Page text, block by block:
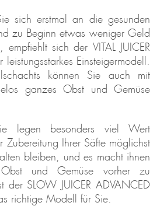
sich erstmal an die gesunden
zu Beginn etwas weniger Geld
empfiehlt sich der VITAL JUICER
Einsteigermodell.
können Sie auch mit
ganzes Obst und Gemüse
legen besonders viel Wert
Ihrer Säfte möglichst
bleiben, und es macht ihnen
und Gemüse vorher zu
der SLOW JUICER ADVANCED
richtige Modell für Sie.